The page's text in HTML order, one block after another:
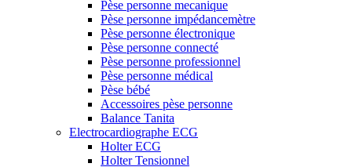
Pèse personne mecanique
Pèse personne impédancemètre
Pèse personne électronique
Pèse personne connecté
Pèse personne professionnel
Pèse personne médical
Pèse bébé
Accessoires pèse personne
Balance Tanita
Electrocardiographe ECG
Holter ECG
Holter Tensionnel